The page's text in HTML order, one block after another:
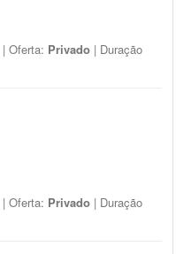
| Oferta: Privado | Duração
| Oferta: Privado | Duração